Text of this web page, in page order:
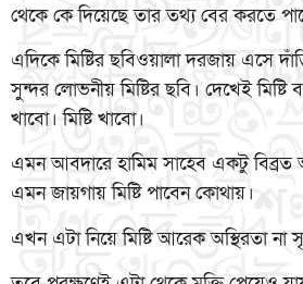
থেকে কে দিয়েছে তার তথ্য বের করতে
এদিকে মিষ্টির ছবিওয়ালা দরজায় এসে
সুন্দর লোভনীয় মিষ্টির ছবি। দেখেই মিষ্টি
খাবো। মিষ্টি খাবো।
এমন আবদারে হামিম সাহেব একটু
এমন জায়গায় মিষ্টি পাবেন কোথায়।
এখন এটা নিয়ে মিষ্টি আরেক অস্থিরতা না